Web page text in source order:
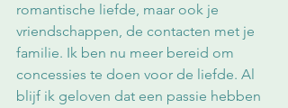
romantische liefde, maar ook je
vriendschappen, de contacten met je
familie. Ik ben nu meer bereid om
concessies te doen voor de liefde. Al
blijf ik geloven dat een passie hebben